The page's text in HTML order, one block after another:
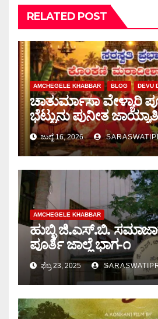
RELATED POST
AMCHEGELE KHABBAR BLOG DEVU
ಚಾತುರ್ಮಾಸಾ ವೇಳ್ಯಾರಿ
ಭೆಟ್ಟುನು ಪುನೀತ ಜಾಯ್ಯಾತಿ
ಜುಲೈ 16, 2026
AMCHEGELE KHABBAR
ಹುಬ್ಳಿ ಜಿ.ಎಸ್.ಬಿ.
ಪೂರ್ತಿ ಜಾಲ್ಲೆ ಭಾಗ-೧
ಫೆಬ್ರ 23, 2025